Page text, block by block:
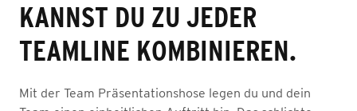
KANNST DU ZU JEDER
TEAMLINE KOMBINIEREN.
Mit der Team Präsentationshose legen du und dein